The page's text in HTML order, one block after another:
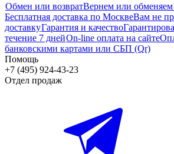
Обмен или возвратВернем или обменяем
Бесплатная доставка по МосквеВам не
доставкуГарантия и качество
течение 7 днейOn-line оплата на сайте
банковскими картами или СБП (Qr)
Помощь
+7 (495) 924-43-23
Отдел продаж